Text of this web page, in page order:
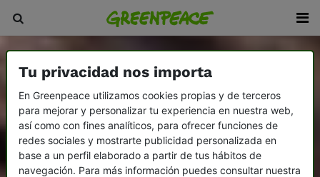
Tu privacidad nos importa
En Greenpeace utilizamos cookies propias y de terceros
para mejorar y personalizar tu experiencia en nuestra web,
así como con fines analíticos, para ofrecer funciones de
redes sociales y mostrarte publicidad personalizada en
base a un perfil elaborado a partir de tus hábitos de
navegación. Para más información puedes consultar nuestra